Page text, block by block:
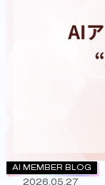
AI MEMBER BLOG
2026.05.27